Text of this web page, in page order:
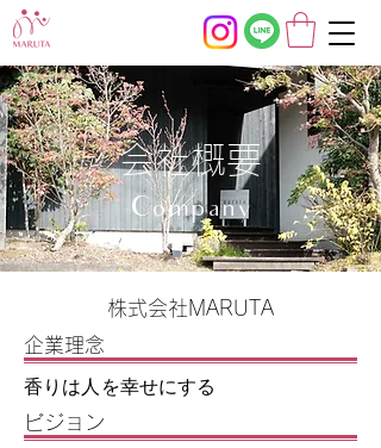
会社概要
Company
株式会社MARUTA
​企業理念
香りは人を幸せにする
ビジョン